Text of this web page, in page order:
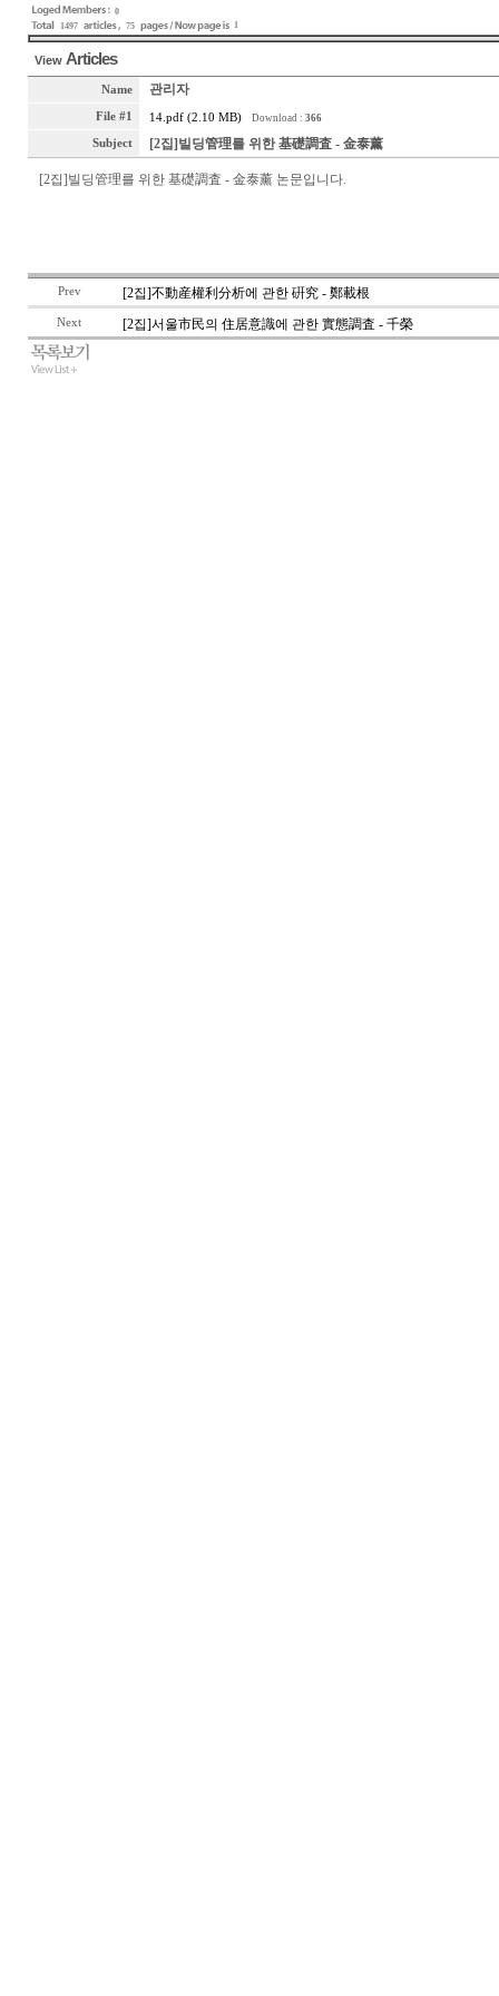
0
1497
75 1
View Articles
Name 관리자
File #1 14.pdf (2.10 MB) Download : 366
Subject [2집]빌딩管理를 위한 基礎調査 - 金泰薰
[2집]빌딩管理를 위한 基礎調査 - 金泰薰 논문입니다.
Prev [2집]不動産權利分析에 관한 硏究 - 鄭載根
Next [2집]서울市民의 住居意識에 관한 實態調査 - 千榮